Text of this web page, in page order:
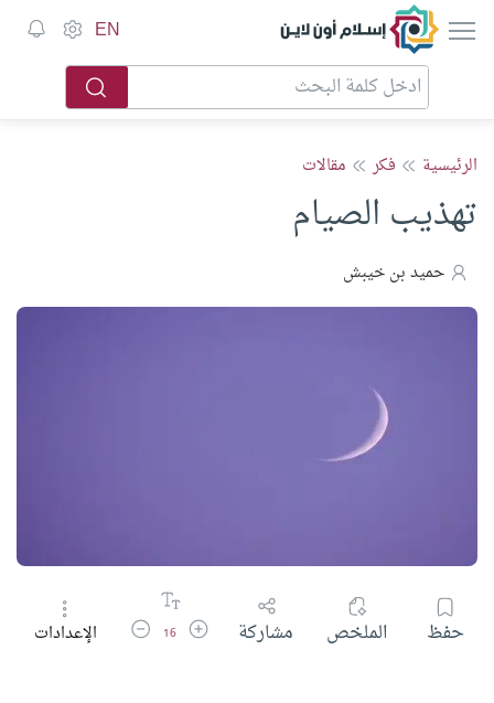
إسلام أون لاين EN
الرئيسية فكر مقالات
تهذيب الصيام
حميد بن خيبش
حفظ الملخص مشاركة زيادة حجم الخط
16 تقليل حجم الخط
الإعدادات